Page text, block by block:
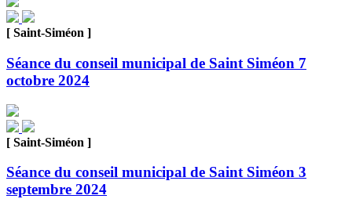
[ Saint-Siméon ]
Séance du conseil municipal de Saint Siméon 7
octobre 2024
[ Saint-Siméon ]
Séance du conseil municipal de Saint Siméon 3
septembre 2024